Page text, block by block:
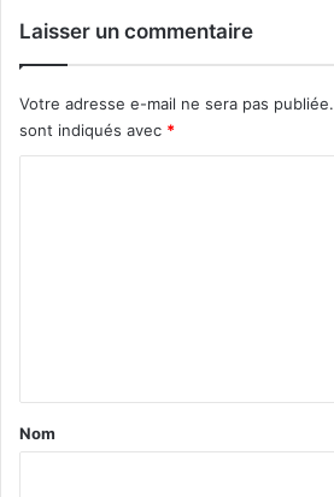
Laisser un commentaire
Votre adresse e-mail ne sera pas publiée.
sont indiqués avec *
a
Nom